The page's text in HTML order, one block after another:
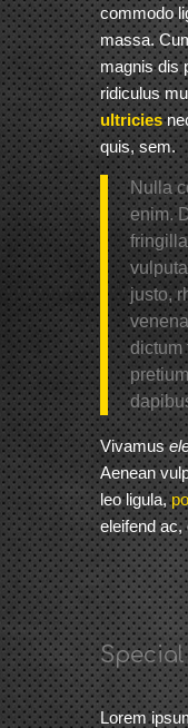
commodo
massa.
magnis dis
ridiculus
ultricies
quis, sem.
Nulla
enim.
justo,
dictum
Vivamus
Aenean
leo ligula,
eleifend ac,
Lorem